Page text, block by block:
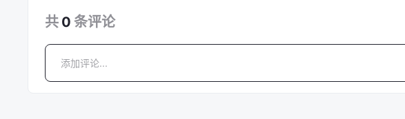
共 0 条评论